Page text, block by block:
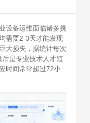
设备运维面临诸多挑
需要2-3天才能发现
大损失，据统计每次
是专业技术人才短
时间常常超过72小